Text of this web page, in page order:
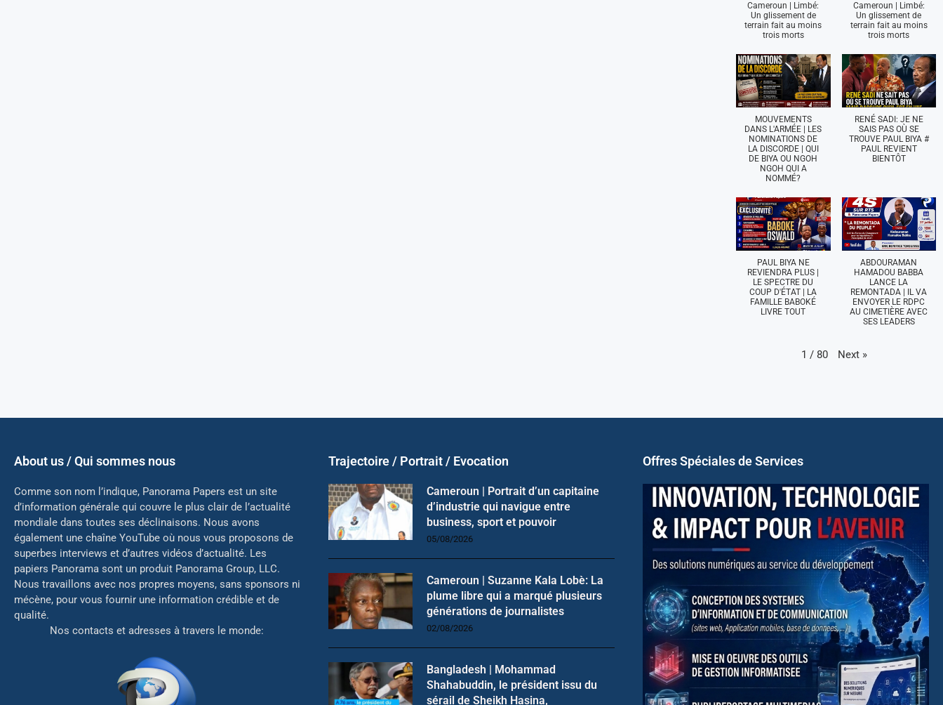
Cameroun | Limbé:
Un glissement de
terrain fait au moins
trois morts
Cameroun | Limbé:
Un glissement de
terrain fait au moins
trois morts
MOUVEMENTS
DANS L'ARMÉE | LES
NOMINATIONS DE
LA DISCORDE | QUI
DE BIYA OU NGOH
NGOH QUI A
NOMMÉ?
RENÉ SADI: JE NE
SAIS PAS OÙ SE
TROUVE PAUL BIYA #
PAUL REVIENT
BIENTÔT
PAUL BIYA NE
REVIENDRA PLUS |
LE SPECTRE DU
COUP D'ÉTAT | LA
FAMILLE BABOKÉ
LIVRE TOUT
ABDOURAMAN
HAMADOU BABBA
LANCE LA
REMONTADA | IL VA
ENVOYER LE RDPC
AU CIMETIÈRE AVEC
SES LEADERS
1 / 80 Next »
About us / Qui sommes nous
Comme son nom l’indique, Panorama Papers est un site
d’information générale qui couvre le plus clair de l’actualité
mondiale dans toutes ses déclinaisons. Nous avons
également une chaîne YouTube où nous vous proposons de
superbes interviews et d’autres vidéos d’actualité. Les
papiers Panorama sont un produit Panorama Group, LLC.
Nous travaillons avec nos propres moyens, sans sponsors ni
mécène, pour vous fournir une information crédible et de
qualité.
Nos contacts et adresses à travers le monde:
Trajectoire / Portrait / Evocation
Cameroun | Portrait d’un capitaine
d’industrie qui navigue entre
business, sport et pouvoir
05/08/2026
Cameroun | Suzanne Kala Lobè: La
plume libre qui a marqué plusieurs
générations de journalistes
02/08/2026
Bangladesh | Mohammad
Shahabuddin, le président issu du
sérail de Sheikh Hasina,
Offres Spéciales de Services